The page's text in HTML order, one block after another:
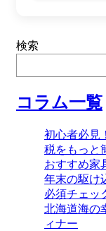
検索
コラム一覧
初心者必見
税をもっと
おすすめ家
年末の駆け
必須チェッ
北海道海の
ィナー